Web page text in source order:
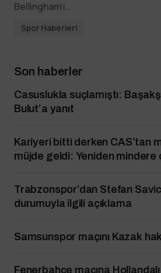
Bellingham’ı…
Spor Haberleri
Son haberler
Casuslukla suçlamıştı:
Bulut’a yanıt
Kariyeri bitti derken CAS’tan
müjde geldi: Yeniden mindere
Trabzonspor’dan Stefan
durumuyla ilgili açıklama
Samsunspor maçını Kazak
Fenerbahçe maçına